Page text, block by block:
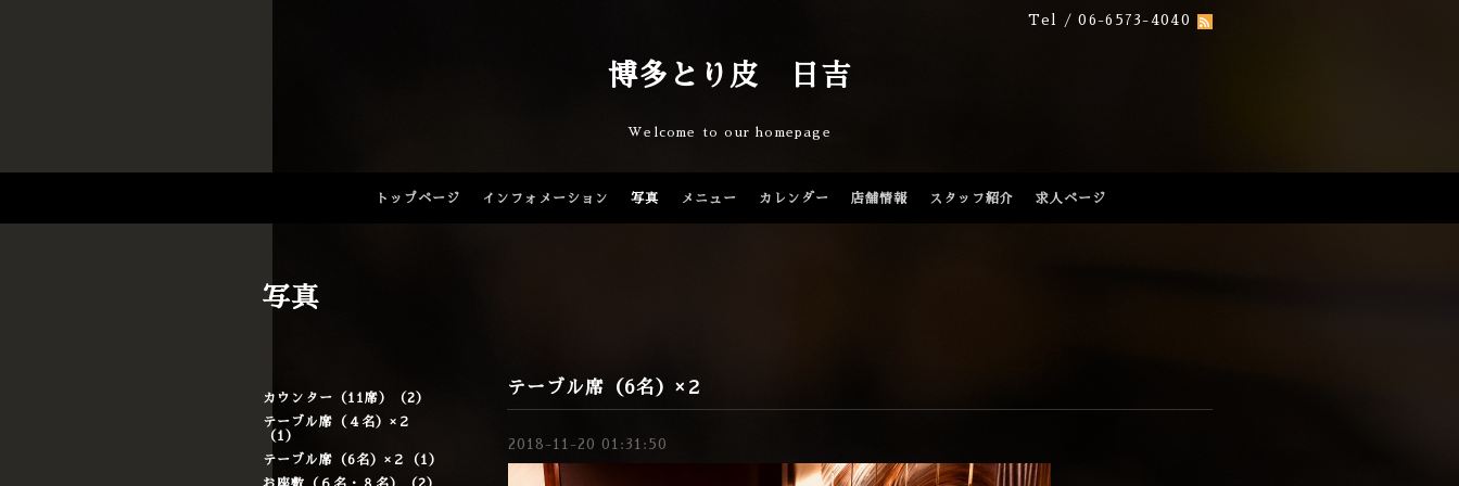
Tel / 06-6573-4040
博多とり皮 日吉
Welcome to our homepage
トップページ インフォメーション 写真 メニュー カレンダー 店舗情報 スタッフ紹介 求人ページ
カウンター（11席）（2）
テーブル席（４名）×２
（1）
テーブル席（6名）×２（1）
写真
テーブル席（6名）×２
2018-11-20 01:31:50